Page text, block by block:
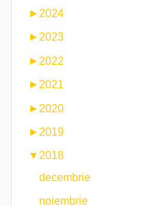
► 2024
►2023
► 2022
► 2021
► 2020
► 2019
▼ 2018
decembrie
noiembrie